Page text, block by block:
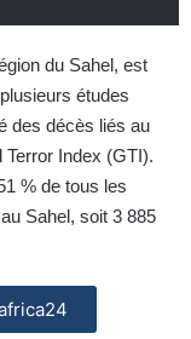
du Sahel, est
études
des décès liés au
Index (GTI).
% de tous les
Sahel, soit 3 885